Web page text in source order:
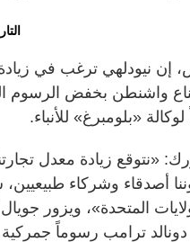
إن نيودلهي ترغب في
واشنطن بخفض الرسوم
«بلومبرغ» للأنباء.
«نتوقع زيادة معدل
أصدقاء وشركاء طبيعيين،
المتحدة»، ويزور جويال